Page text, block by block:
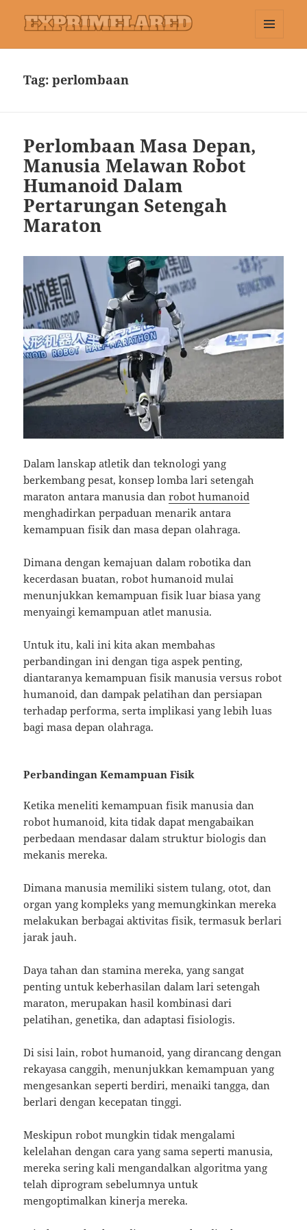
Exprimelared
Tag:perlombaan
Perlombaan Masa Depan,
Manusia Melawan Robot
Humanoid Dalam
Pertarungan Setengah
Maraton
Dalam lanskap atletik dan teknologi yang
berkembang pesat, konsep lomba lari setengah
maraton antara manusia danrobot humanoid
menghadirkan perpaduan menarik antara
kemampuan fisik dan masa depan olahraga.
Dimana dengan kemajuan dalam robotika dan
kecerdasan buatan, robot humanoid mulai
menunjukkan kemampuan fisik luar biasa yang
menyaingi kemampuan atlet manusia.
Untuk itu, kali ini kita akan membahas
perbandingan ini dengan tiga aspek penting,
diantaranya kemampuan fisik manusia versus robot
humanoid, dan dampak pelatihan dan persiapan
terhadap performa, serta implikasi yang lebih luas
bagi masa depan olahraga.
Perbandingan Kemampuan Fisik
Ketika meneliti kemampuan fisik manusia dan
robot humanoid, kita tidak dapat mengabaikan
perbedaan mendasar dalam struktur biologis dan
mekanis mereka.
Dimana manusia memiliki sistem tulang, otot, dan
organ yang kompleks yang memungkinkan mereka
melakukan berbagai aktivitas fisik, termasuk berlari
jarak jauh.
Daya tahan dan stamina mereka, yang sangat
penting untuk keberhasilan dalam lari setengah
maraton, merupakan hasil kombinasi dari
pelatihan, genetika, dan adaptasi fisiologis.
Di sisi lain, robot humanoid, yang dirancang dengan
rekayasa canggih, menunjukkan kemampuan yang
mengesankan seperti berdiri, menaiki tangga, dan
berlari dengan kecepatan tinggi.
Meskipun robot mungkin tidak mengalami
kelelahan dengan cara yang sama seperti manusia,
mereka sering kali mengandalkan algoritma yang
telah diprogram sebelumnya untuk
mengoptimalkan kinerja mereka.